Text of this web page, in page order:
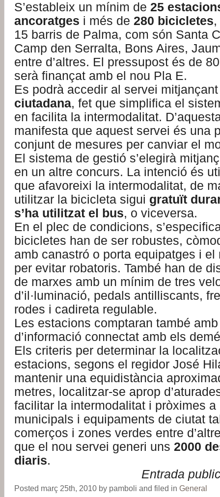
S’estableix un mínim de 25
ancoratges i més de 280 bicicletes
15 barris de Palma, com són Santa
Camp den Serralta, Bons Aires,
entre d’altres. El pressupost és de
serà finançat amb el nou Pla E.
Es podrà accedir al servei
ciutadana, fet que simplifica el
en facilita la intermodalitat.
manifesta que aquest servei és una
conjunt de mesures per canviar el
El sistema de gestió s’elegirà
en un altre concurs. La intenció és
que afavoreixi la intermodalitat, de
utilitzar la bicicleta sigui gratuït
s’ha utilitzat el bus, o viceversa.
En el plec de condicions,
bicicletes han de ser robustes,
amb canastró o porta equipatges i
per evitar robatoris. També han de
de marxes amb un mínim de tres
d’il·luminació, pedals antilliscants,
rodes i cadireta regulable.
Les estacions comptaran també
d’informació connectat amb els
Els criteris per determinar la
estacions, segons el regidor José
mantenir una equidistància
metres, localitzar-se aprop
facilitar la intermodalitat i pròximes a
municipals i equipaments de ciutat
comerços i zones verdes entre
que el nou servei generi uns 2000
diaris.
Entrada
Posted març 25th, 2010 by pamboli and filed in General